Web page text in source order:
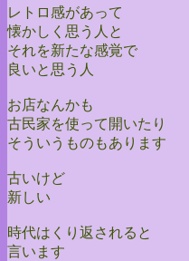
レトロ感があって
懐かしく思う人と
それを新たな感覚で
良いと思う人
お店なんかも
古民家を使って開いたり
そういうものもあります
古いけど
新しい
時代はくり返されると
言います